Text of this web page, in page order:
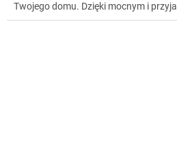
Twojego domu. Dzięki mocnym i